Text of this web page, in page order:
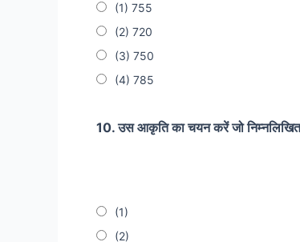
(1) 755
(2) 720
(3) 750
(4) 785
10. उस आकृति का चयन करें जो
(1)
(2)